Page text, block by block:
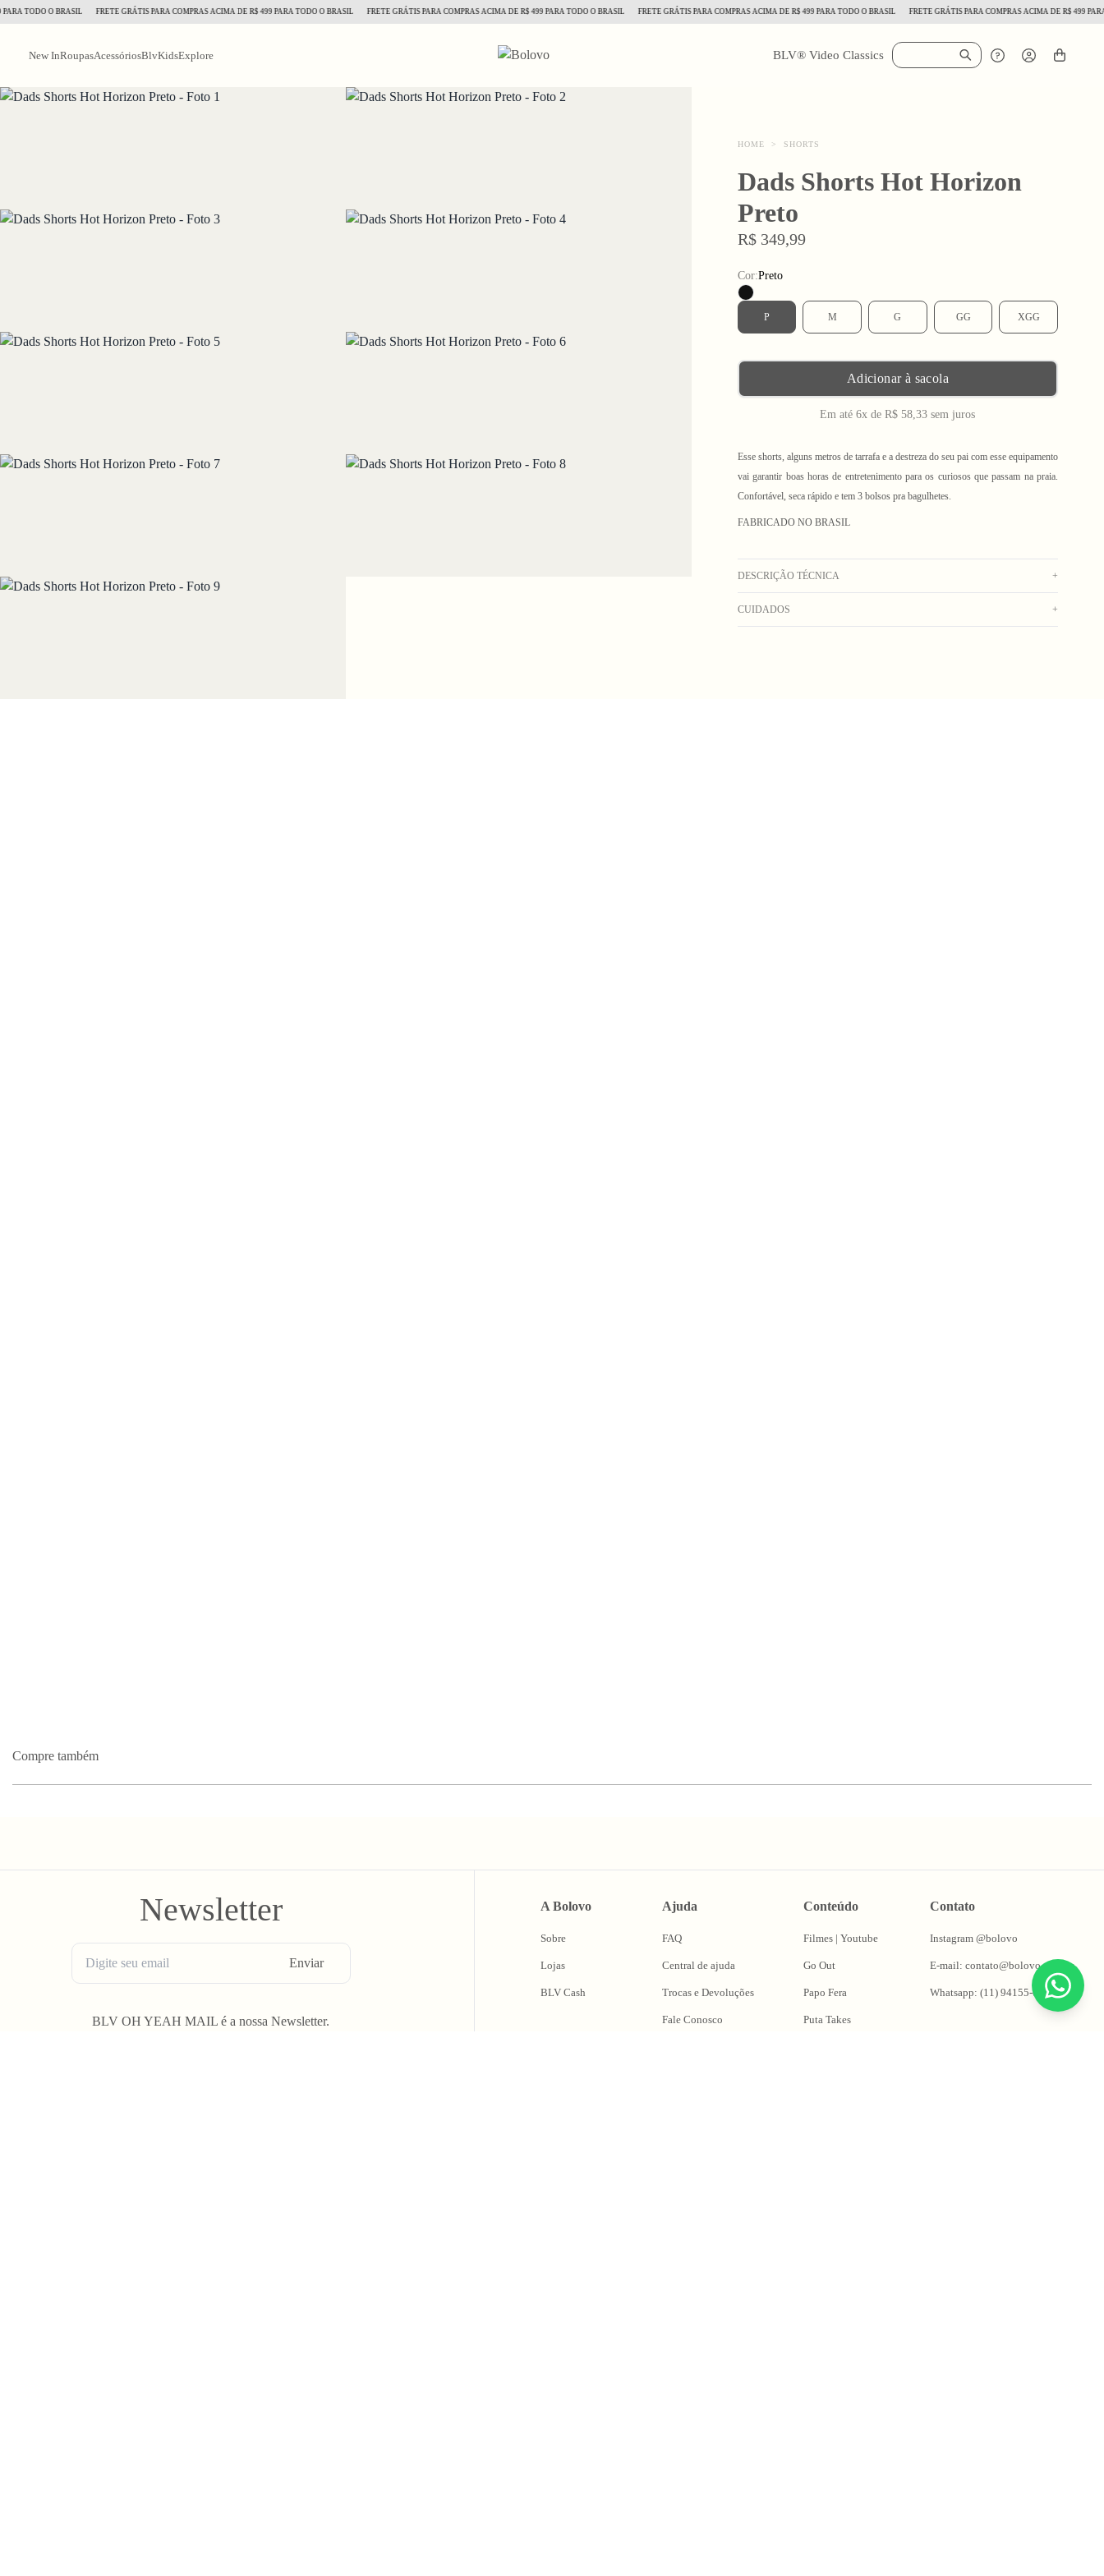
TODO O BRASIL FRETE GRÁTIS PARA COMPRAS ACIMA DE R$ 499 PARA TODO O BRASIL FRETE GRÁTIS PARA COMPRAS ACIMA DE R$ 499 PARA TODO O BRASIL FRETE GRÁTIS PARA COMPRAS ACIMA DE R$ 499 PARA TODO O BRASIL FRETE GRÁTIS PARA COMPRAS ACIMA DE R$ 499 PARA
New InRoupasAcessóriosBlvKidsExplore BLV® Video Classics
HOME > SHORTS
Dads Shorts Hot Horizon
Preto
R$ 349,99
Cor:Preto
P M G GG XGG
Adicionar à sacola
Em até 6x de R$ 58,33 sem juros
Esse shorts, alguns metros de tarrafa e a destreza do seu pai com esse equipamento
vai garantir boas horas de entretenimento para os curiosos que passam na praia.
Confortável, seca rápido e tem 3 bolsos pra bagulhetes.
FABRICADO NO BRASIL
DESCRIÇÃO TÉCNICA +
Shorts versátil pensado tanto para água, quanto para passeio. Tem tecido de peso
CUIDADOS +
Compre também
Newsletter
Enviar
BLV OH YEAH MAIL é a nossa Newsletter.
A Bolovo
Sobre
Lojas
BLV Cash
Ajuda
FAQ
Central de ajuda
Trocas e Devoluções
Fale Conosco
Conteúdo
Filmes | Youtube
Go Out
Papo Fera
Puta Takes
Contato
Instagram @bolovo
E-mail: contato@bolovo.com.br
Whatsapp: (11) 94155-0263